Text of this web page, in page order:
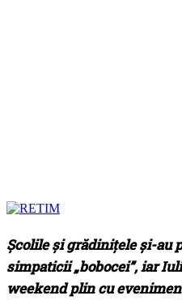
Școlile și grădinițele și-au
simpaticii „bobocei”, iar
weekend plin cu